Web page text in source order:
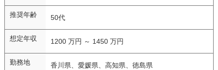
推奨年齢 50代
想定年収 1200 万円 ～ 1450 万円
勤務地 香川県、愛媛県、高知県、徳島県